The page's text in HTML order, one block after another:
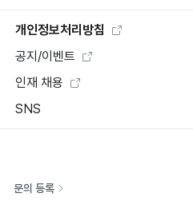
개인정보처리방침
공지/이벤트
인재 채용
SNS
문의 등록